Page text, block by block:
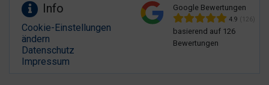
Info
Cookie-Einstellungen
ändern
Datenschutz
Impressum
Google Bewertungen
4.9 (126)
basierend auf 126
Bewertungen